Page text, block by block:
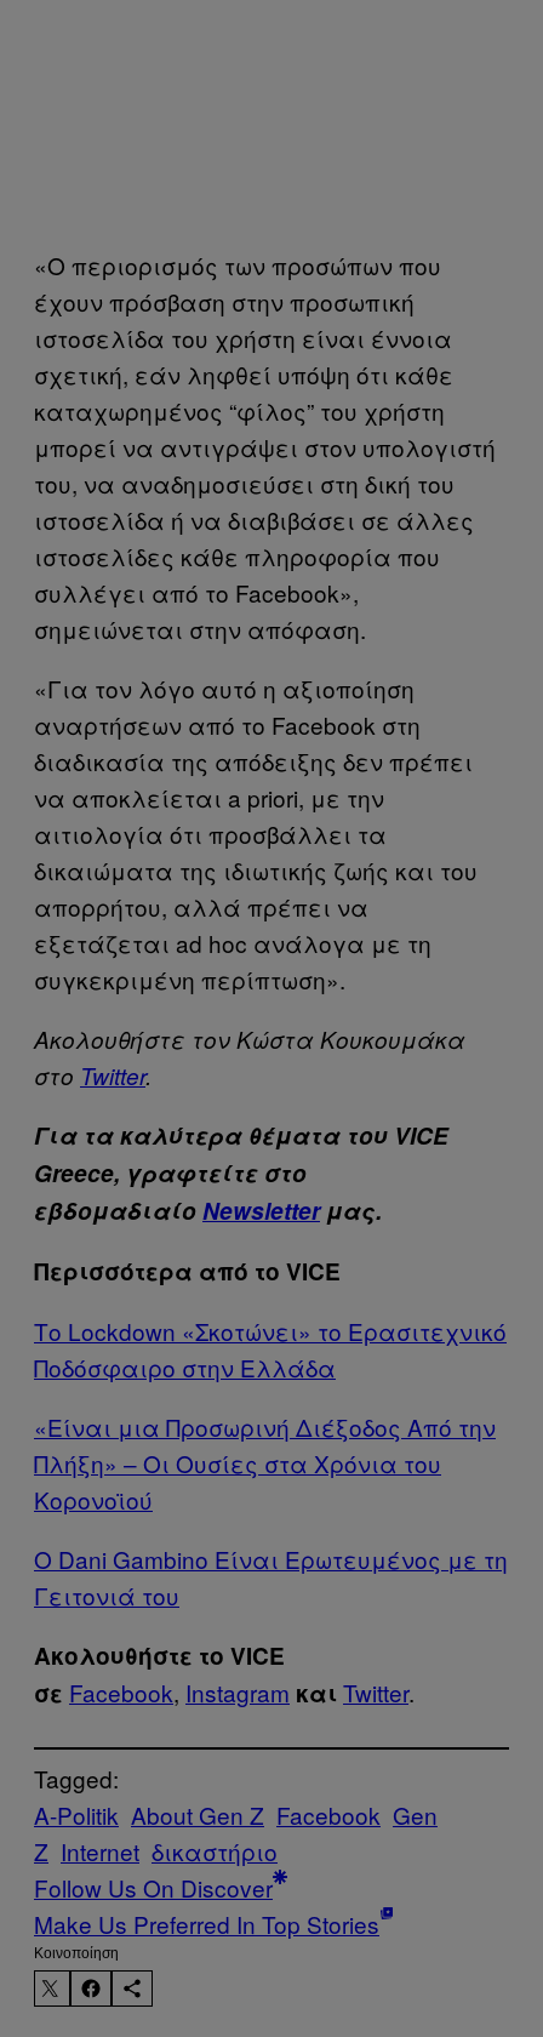
«Ο περιορισμός των προσώπων που
έχουν πρόσβαση στην προσωπική
ιστοσελίδα του χρήστη είναι έννοια
σχετική, εάν ληφθεί υπόψη ότι κάθε
καταχωρημένος “φίλος” του χρήστη
μπορεί να αντιγράψει στον υπολογιστή
του, να αναδημοσιεύσει στη δική του
ιστοσελίδα ή να διαβιβάσει σε άλλες
ιστοσελίδες κάθε πληροφορία που
συλλέγει από το Facebook»,
σημειώνεται στην απόφαση.
«Για τον λόγο αυτό η αξιοποίηση
αναρτήσεων από το Facebook στη
διαδικασία της απόδειξης δεν πρέπει
να αποκλείεται a priori, με την
αιτιολογία ότι προσβάλλει τα
δικαιώματα της ιδιωτικής ζωής και του
απορρήτου, αλλά πρέπει να
εξετάζεται ad hoc ανάλογα με τη
συγκεκριμένη περίπτωση».
Ακολουθήστε τον Κώστα Κουκουμάκα
στο Twitter.
Για τα καλύτερα θέματα του VICE
Greece, γραφτείτε στο
εβδομαδιαίοNewsletterμας.
Περισσότερα από το VICE
Το Lockdown «Σκοτώνει» το Ερασιτεχνικό
Ποδόσφαιρο στην Ελλάδα
«Είναι μια Προσωρινή Διέξοδος Από την
Πλήξη» – Οι Ουσίες στα Χρόνια του
Κορονοϊού
O Dani Gambino Είναι Ερωτευμένος με τη
Γειτονιά του
Ακολουθήστε το VICE
σε Facebook, Instagram και Twitter.
Tagged:
A-Politik About Gen Z Facebook Gen
Z Internet δικαστήριο
Follow Us On Discover
Make Us Preferred In Top Stories
Kοινοποίηση